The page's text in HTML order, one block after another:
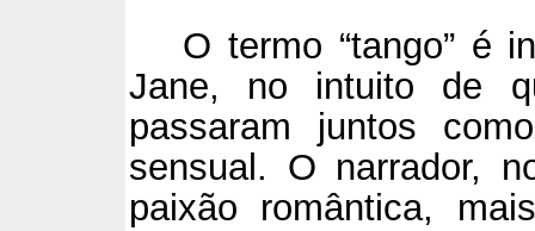
O termo “tango” é
Jane, no intuito de
passaram juntos
sensual. O narrador,
paixão romântica,